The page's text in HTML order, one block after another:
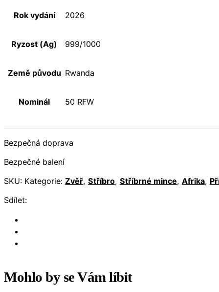
Rok vydání 2026
Ryzost (Ag) 999/1000
Země původu Rwanda
Nominál 50 RFW
Bezpečná doprava
Bezpečné balení
SKU: Kategorie: Zvěř, Stříbro, Stříbrné mince, Afrika,
Sdílet:
Mohlo by se Vám líbit